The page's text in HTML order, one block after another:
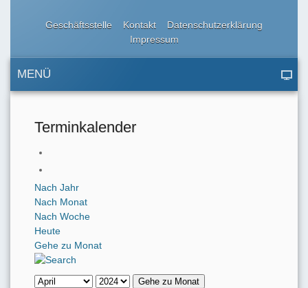
Geschäftsstelle Kontakt
Datenschutzerklärung
Impressum
MENÜ
Terminkalender
Nach Jahr
Nach Monat
Nach Woche
Heute
Gehe zu Monat
Gehe zu Monat